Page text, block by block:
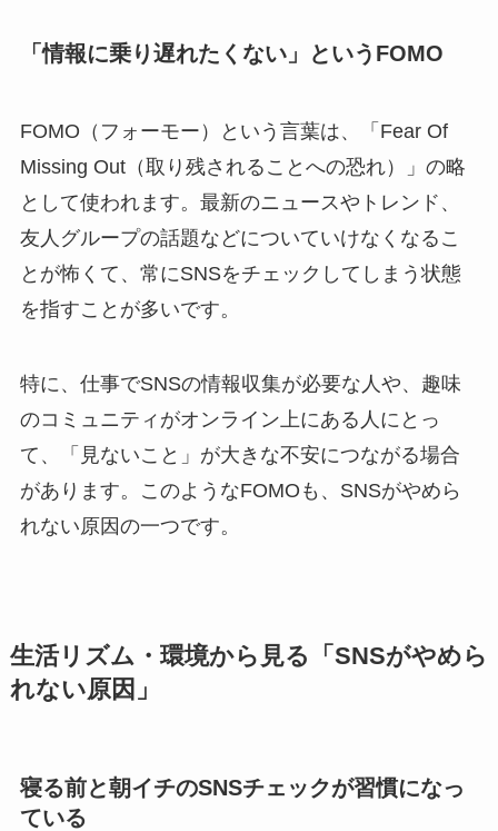
「情報に乗り遅れたくない」というFOMO
FOMO（フォーモー）という言葉は、「Fear Of
Missing Out（取り残されることへの恐れ）」の略
として使われます。最新のニュースやトレンド、
友人グループの話題などについていけなくなるこ
とが怖くて、常にSNSをチェックしてしまう状態
を指すことが多いです。
特に、仕事でSNSの情報収集が必要な人や、趣味
のコミュニティがオンライン上にある人にとっ
て、「見ないこと」が大きな不安につながる場合
があります。このようなFOMOも、SNSがやめら
れない原因の一つです。
生活リズム・環境から見る「SNSがやめら
れない原因」
寝る前と朝イチのSNSチェックが習慣になっ
ている